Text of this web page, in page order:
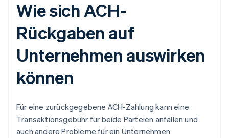
Wie sich ACH-
Rückgaben auf
Unternehmen auswirken
können
Für eine zurückgegebene ACH-Zahlung kann eine
Transaktionsgebühr für beide Parteien anfallen und
auch andere Probleme für ein Unternehmen